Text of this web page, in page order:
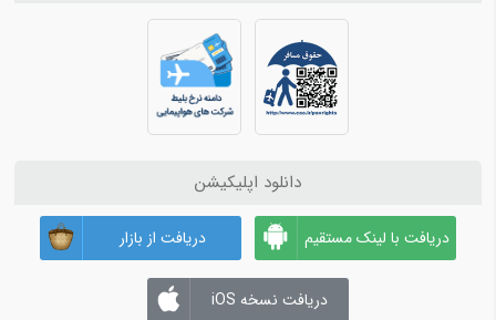
دانلود اپلیکیشن
دریافت با لینک مستقیم دریافت از بازار
دریافت نسخه iOS